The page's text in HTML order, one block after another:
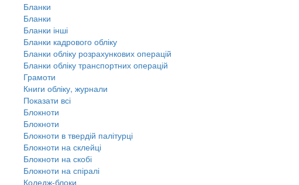
Бланки
Бланки
Бланки інші
Бланки кадрового обліку
Бланки обліку розрахункових операцій
Бланки обліку транспортних операцій
Грамоти
Книги обліку, журнали
Показати всі
Блокноти
Блокноти
Блокноти в твердій палітурці
Блокноти на склейці
Блокноти на скобі
Блокноти на спіралі
Коледж-блоки